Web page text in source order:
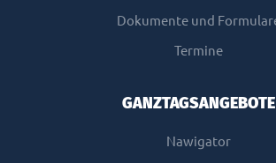
Dokumente und
Termine
GANZTAGSANGEBOTE
Nawigator